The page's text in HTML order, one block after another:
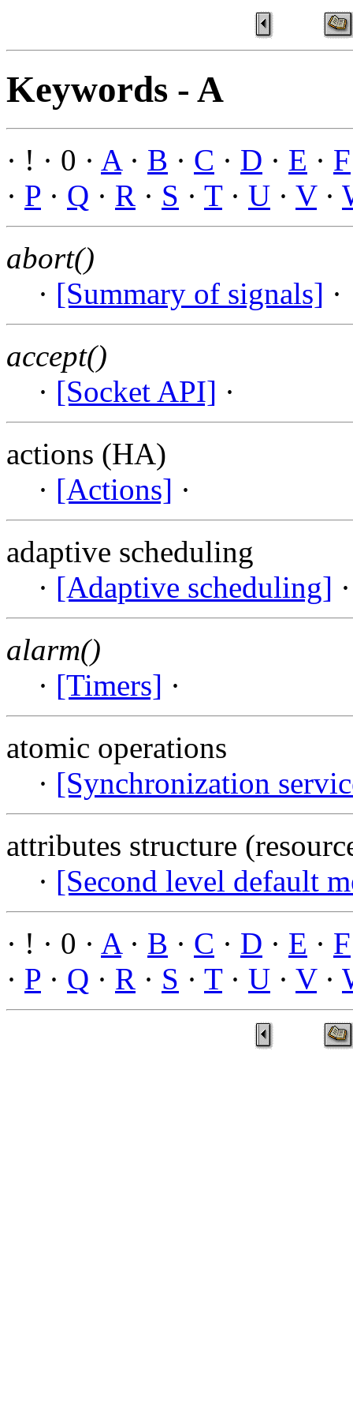
Keywords - A
· ! · 0 · A· B · C · D · E · F
· P · Q · R · S · T· U · V·
abort()
· [Summary of signals] ·
accept()
· [Socket API] ·
actions (HA)
· [Actions] ·
adaptive scheduling
· [Adaptive scheduling]
alarm()
· [Timers] ·
atomic operations
· [Synchronization
attributes structure
· [Second level default
· ! · 0 · A· B · C · D · E · F
· P · Q · R · S · T· U · V·